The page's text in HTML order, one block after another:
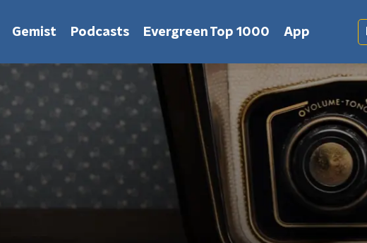
Gemist Podcasts Evergreen Top 1000 App